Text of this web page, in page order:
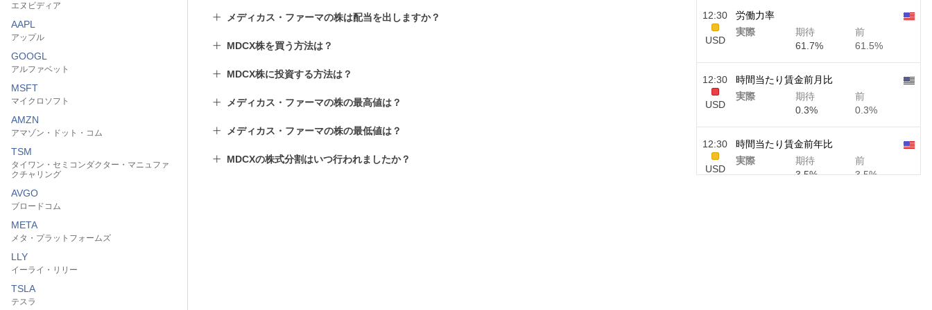
エヌビディア
AAPL
アップル
GOOGL
アルファベット
MSFT
マイクロソフト
AMZN
アマゾン・ドット・コム
TSM
タイワン・セミコンダクター・マニュファ
クチャリング
AVGO
ブロードコム
META
メタ・プラットフォームズ
LLY
イーライ・リリー
TSLA
テスラ
メディカス・ファーマの株は配当を出しますか？
MDCX株を買う方法は？
MDCX株に投資する方法は？
メディカス・ファーマの株の最高値は？
メディカス・ファーマの株の最低値は？
MDCXの株式分割はいつ行われましたか？
12:30
USD
労働力率
実際
期待
61.7%
前
61.5%
12:30
USD
時間当たり賃金前月比
実際
期待
0.3%
前
0.3%
12:30
USD
時間当たり賃金前年比
実際
期待
3.5%
前
3.5%